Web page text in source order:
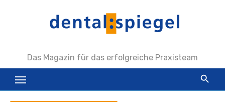
Das Magazin für das erfolgreiche Praxisteam